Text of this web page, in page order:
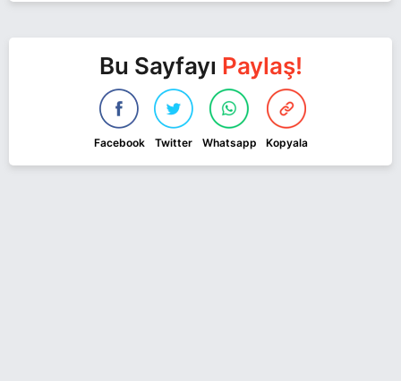
Bu Sayfayı Paylaş!
Facebook Twitter Whatsapp Kopyala